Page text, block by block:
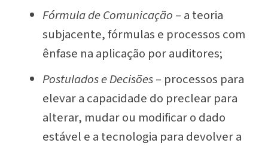
Fórmula de Comunicação – a teoria
subjacente, fórmulas e processos com
ênfase na aplicação por auditores;
Postulados e Decisões– processos para
elevar a capacidade do preclear para
alterar, mudar ou modificar o dado
estável e a tecnologia para devolver a